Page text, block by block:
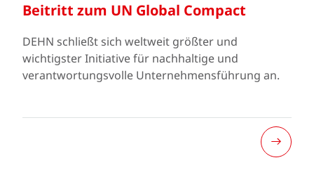
Beitritt zum UN Global Compact
DEHN schließt sich weltweit größter und
wichtigster Initiative für nachhaltige und
verantwortungsvolle Unternehmensführung an.